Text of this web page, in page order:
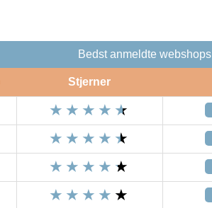
Bedst anmeldte webshops
Stjerner